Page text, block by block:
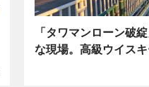
「タワマンローン破
な現場。高級ウイス